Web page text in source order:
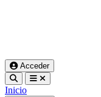
Acceder
Inicio